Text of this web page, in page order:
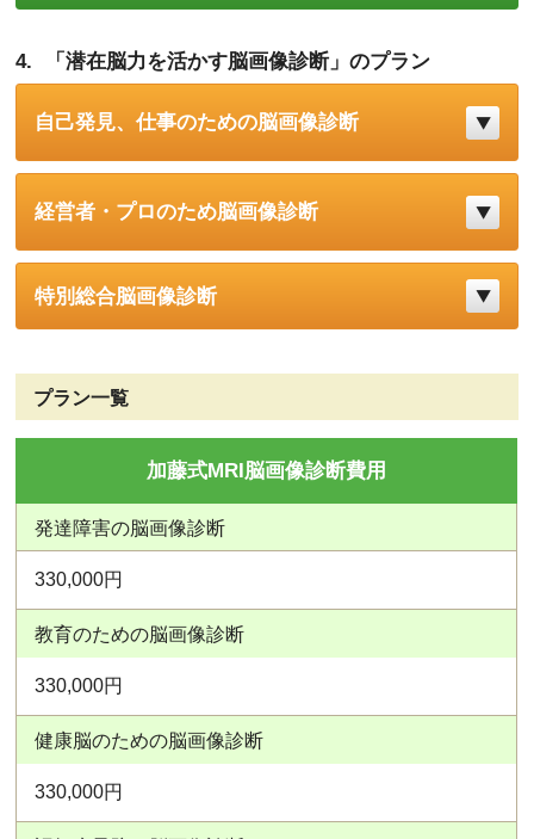
「潜在脳力を活かす脳画像診断」のプラン
自己発見、仕事のための脳画像診断
経営者・プロのため脳画像診断
特別総合脳画像診断
プラン一覧
加藤式MRI脳画像診断費用
発達障害の脳画像診断
330,000円
教育のための脳画像診断
330,000円
健康脳のための脳画像診断
330,000円